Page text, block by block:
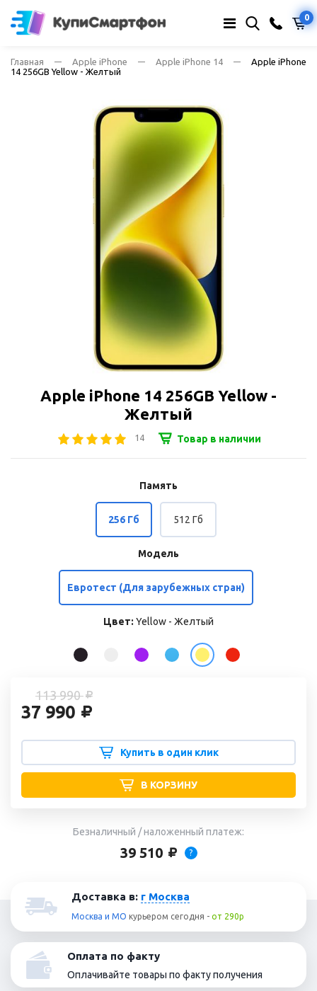
0
Главная Apple iPhone Apple iPhone 14
Apple iPhone
14 256GB Yellow - Желтый
Apple iPhone 14 256GB Yellow -
Желтый
14 Товар в наличии
Память
256 Гб 512 Гб
Модель
Евротест (Для зарубежных стран)
Цвет: Yellow - Желтый
113 990
37 990
Купить в один клик
В КОРЗИНУ
Безналичный / наложенный платеж:
39 510 ?
Доставка в: г Москва
Москва и МО курьером сегодня - от 290р
Оплата по факту
Оплачивайте товары по факту получения